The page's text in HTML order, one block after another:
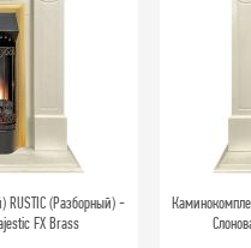
RUSTIC (Разборный) -
FX Brass